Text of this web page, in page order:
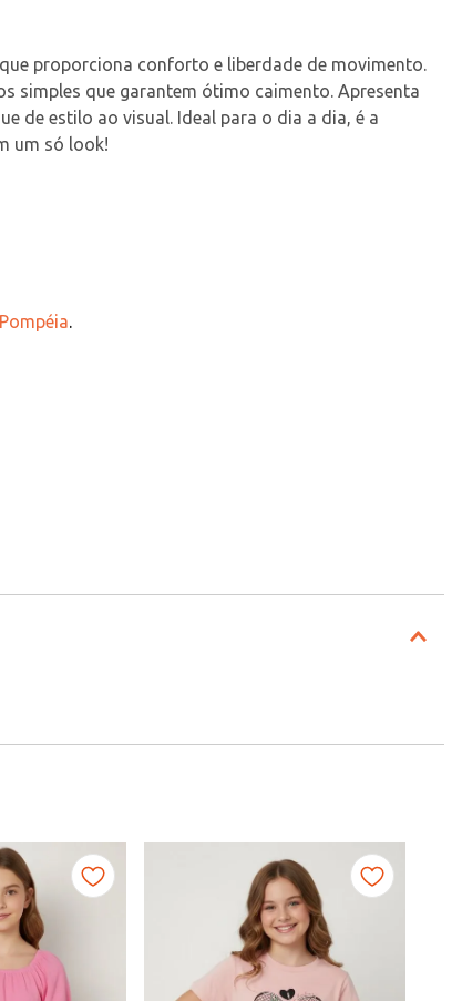
proporciona conforto e liberdade de movimento.
simples que garantem ótimo caimento. Apresenta
de estilo ao visual. Ideal para o dia a dia, é a
um só look!
.